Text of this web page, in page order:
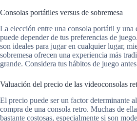
Consolas portátiles versus de sobremesa
La elección entre una consola portátil y una
puede depender de tus preferencias de
son ideales para jugar en cualquier lugar,
sobremesa ofrecen una experiencia más
grande. Considera tus hábitos de juego
Valuación del precio de las videoconsolas
El precio puede ser un factor determinante
compra de una consola retro. Muchas de
bastante costosas, especialmente si son